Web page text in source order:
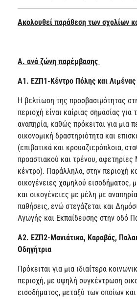
Ακολουθεί παράθεση των σχολίων
Α. ανά ζώνη παρέμβασης
Α1. ΕΖΠ1-Κέντρο Πόλης και Λιμένας
Η βελτίωση της προσβασιμότητας
περιοχή είναι καίριας σημασίας για
αναπηρία, καθώς πρόκειται για μια
οικονομική δραστηριότητα και
(επιβατικά και κρουαζιερόπλοια,
προαστιακού και τρένου,
κέντρο). Παράλληλα, στην περιοχή
οικογένειες χαμηλού εισοδήματος,
και οικογένειες με μέλη με
παθήσεις, ενώ στεγάζεται και
Αγωγής και Εκπαίδευσης στην οδό
Α2. ΕΖΠ2-Μανιάτικα, Καραβάς,
Οδηγήτρια
Πρόκειται για μια ιδιαίτερα
περιοχή, με υψηλή συγκέντρωση
εισοδήματος, μεταξύ των οποίων